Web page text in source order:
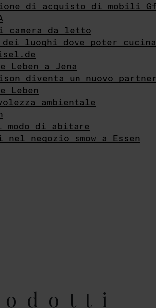
di acquisto di mobili
camera da letto
dei luoghi dove poter
a Jena
diventa un nuovo partner
Leben
ambientale
modo di abitare
negozio smow a Essen